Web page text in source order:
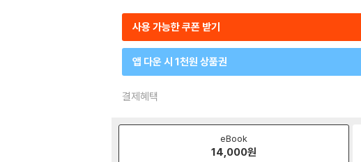
사용 가능한 쿠폰 받기
앱 다운 시 1천원 상품권
결제혜택
eBook
14,000원